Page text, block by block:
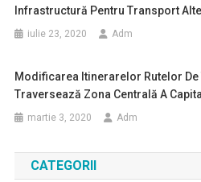
Infrastructură Pentru Transport
iulie 23, 2020 Adm
Modificarea Itinerarelor Rutelor
Traversează Zona Centrală A
martie 3, 2020 Adm
CATEGORII